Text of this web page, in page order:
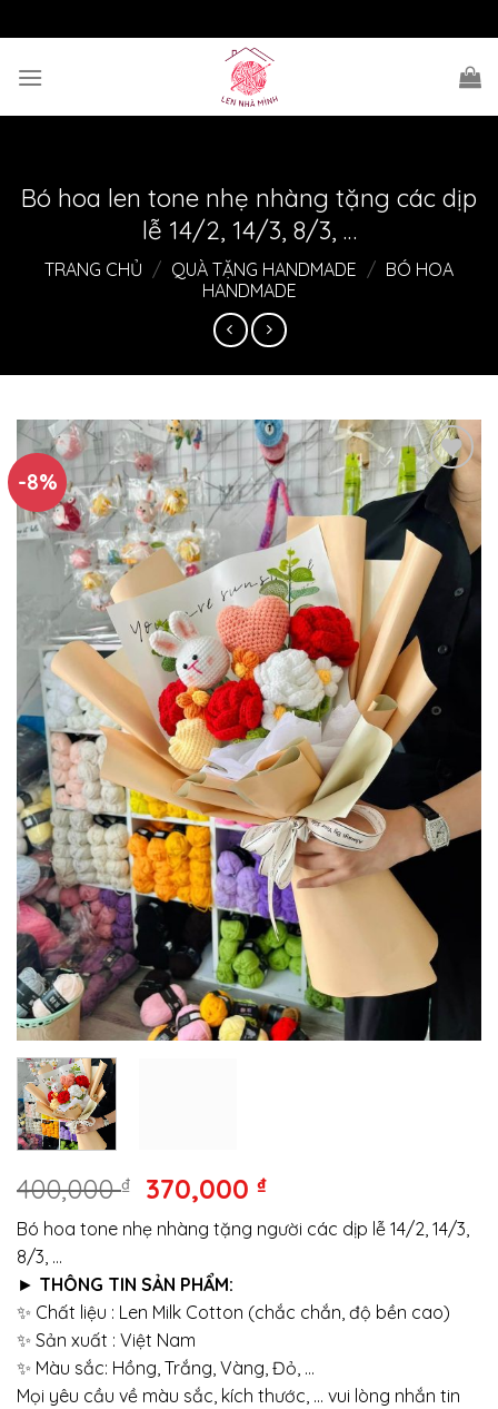
to
content
Bó hoa len tone nhẹ nhàng tặng các dịp
lễ 14/2, 14/3, 8/3, …
TRANG CHỦ / QUÀ TẶNG HANDMADE / BÓ HOA
HANDMADE
-8%
Thêm
vào
yêu
thích
400,000₫
Giá
gốc
là:
400,000 ₫.
370,000₫Giá
hiện
tại
370,000 ₫.
Bó hoa tone nhẹ nhàng tặng người các dịp lễ 14/2, 14/3,
8/3, …
► THÔNG TIN SẢN PHẨM:
✨ Chất liệu : Len Milk Cotton (chắc chắn, độ bền cao)
✨ Sản xuất : Việt Nam
✨ Màu sắc: Hồng, Trắng, Vàng, Đỏ, …
Mọi yêu cầu về màu sắc, kích thước, … vui lòng nhắn tin